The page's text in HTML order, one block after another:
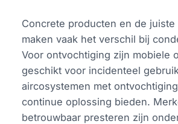
Concrete producten en de juiste
maken vaak het verschil bij
Voor ontvochtiging zijn mobiele
geschikt voor incidenteel
aircosystemen met
continue oplossing bieden.
betrouwbaar presteren zijn